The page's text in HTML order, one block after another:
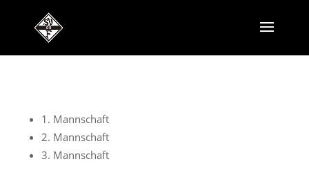
1. Mannschaft
2. Mannschaft
3. Mannschaft